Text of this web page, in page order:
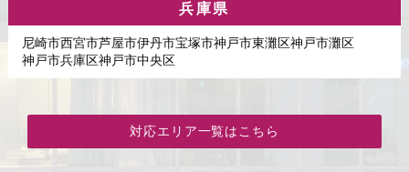
兵庫県
尼崎市西宮市芦屋市伊丹市宝塚市神戸市東灘区神戸市灘区
神戸市兵庫区神戸市中央区
対応エリア一覧はこちら